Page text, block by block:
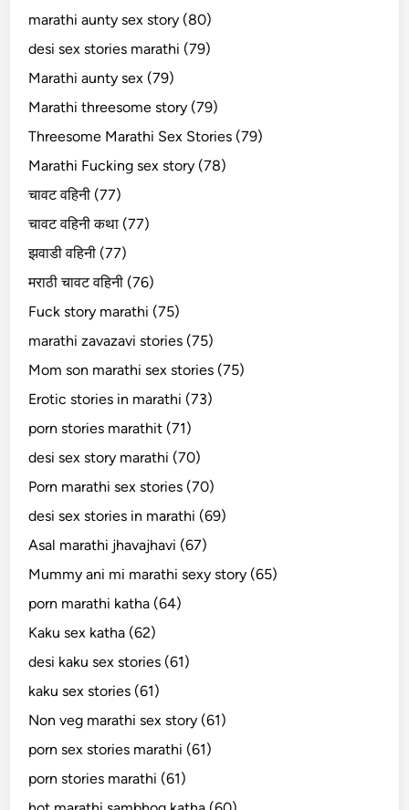
marathi aunty sex story (80)
desi sex stories marathi (79)
Marathi aunty sex (79)
Marathi threesome story (79)
Threesome Marathi Sex Stories (79)
Marathi Fucking sex story (78)
चावट वहिनी (77)
चावट वहिनी कथा (77)
झवाडी वहिनी (77)
मराठी चावट वहिनी (76)
Fuck story marathi (75)
marathi zavazavi stories (75)
Mom son marathi sex stories (75)
Erotic stories in marathi (73)
porn stories marathit (71)
desi sex story marathi (70)
Porn marathi sex stories (70)
desi sex stories in marathi (69)
Asal marathi jhavajhavi (67)
Mummy ani mi marathi sexy story (65)
porn marathi katha (64)
Kaku sex katha (62)
desi kaku sex stories (61)
kaku sex stories (61)
Non veg marathi sex story (61)
porn sex stories marathi (61)
porn stories marathi (61)